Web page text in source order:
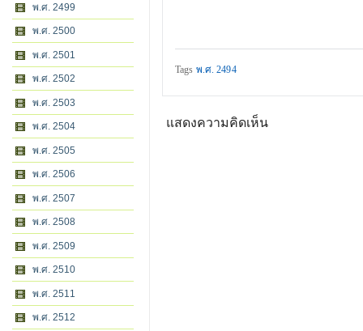
พ.ศ. 2499
พ.ศ. 2500
พ.ศ. 2501
พ.ศ. 2502
พ.ศ. 2503
พ.ศ. 2504
พ.ศ. 2505
พ.ศ. 2506
พ.ศ. 2507
พ.ศ. 2508
พ.ศ. 2509
พ.ศ. 2510
พ.ศ. 2511
พ.ศ. 2512
Tags พ.ศ. 2494
แสดงความคิดเห็น